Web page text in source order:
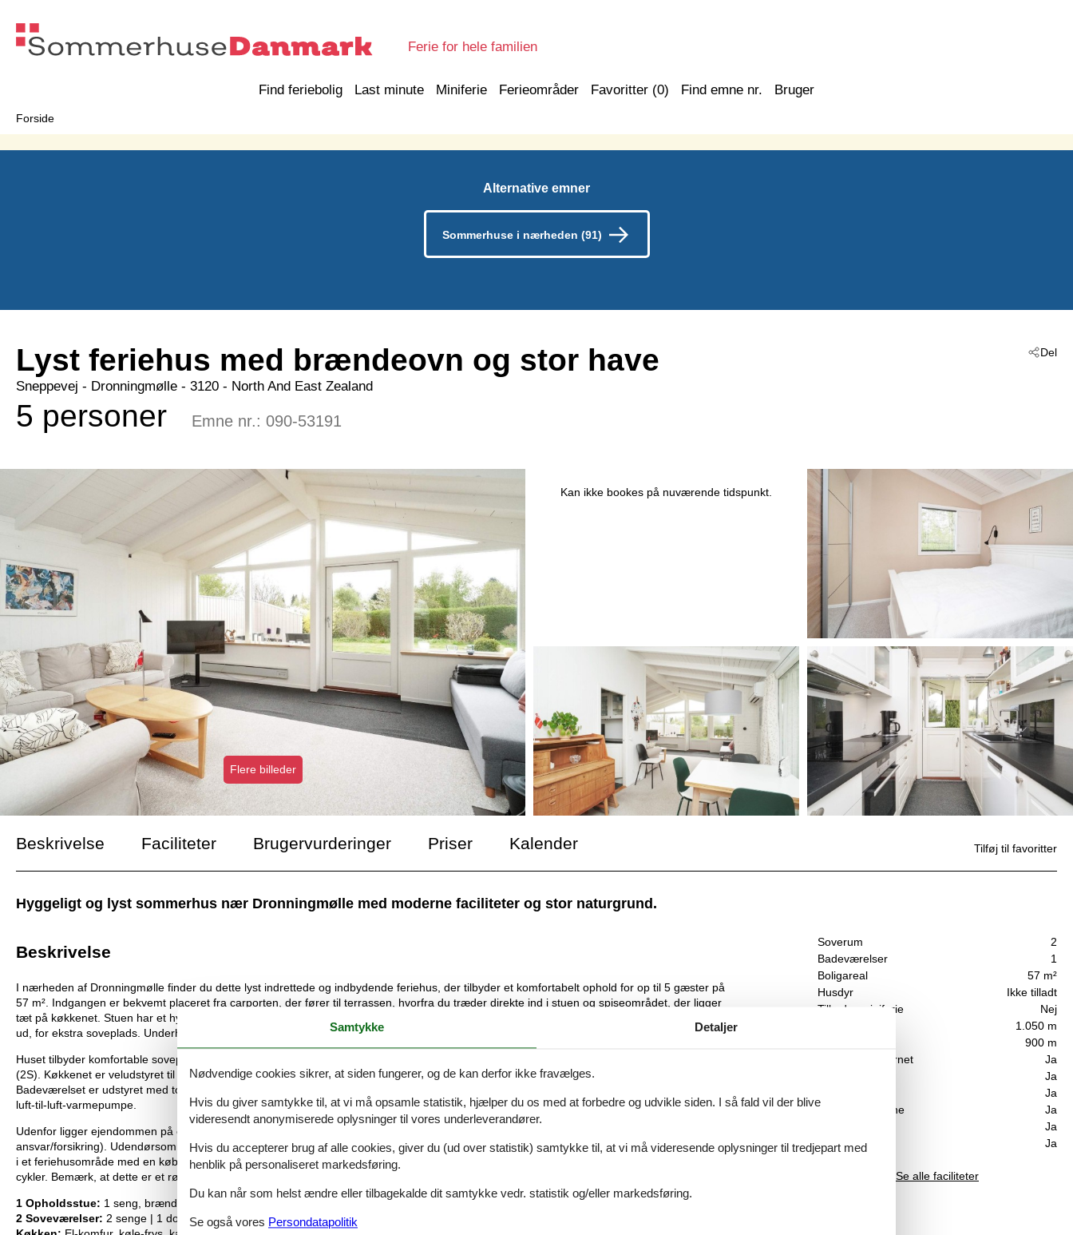
Ferie for hele familien
Find feriebolig Last minute Miniferie Ferieområder Favoritter (0) Find emne nr. Bruger
Forside
Alternative emner
Sommerhuse i nærheden (91)
Del
Lyst feriehus med brændeovn og stor have
Sneppevej - Dronningmølle - 3120 - North And East Zealand
5 personer Emne nr.: 090-53191
Flere billeder
Kan ikke bookes på nuværende tidspunkt.
Beskrivelse Faciliteter Brugervurderinger Priser Kalender
Hyggeligt og lyst sommerhus nær Dronningmølle med moderne faciliteter og stor naturgrund.
Soverum
2
Badeværelser
1
Boligareal
57 m²
Husdyr
Ikke tilladt
Tilbyder miniferie
Nej
1.050 m
900 m
Highspeed internet
Ja
Ja
Ja
Opvaskemaskine
Ja
Ja
Energivenligt
Ja
Se alle faciliteter
Tilføj til favoritter
Beskrivelse
I nærheden af Dronningmølle finder du dette lyst indrettede og indbydende feriehus, der tilbyder et komfortabelt ophold for op til 5 gæster på
57 m². Indgangen er bekvemt placeret fra carporten, der fører til terrassen, hvorfra du træder direkte ind i stuen og spiseområdet, der ligger
tæt på køkkenet. Stuen har et hyggeligt sofahjørne med tv, en brændeovn til kølige aftener og en enkeltseng (140 cm bred), der kan klappes
ud, for ekstra soveplads. Underholdningen er moderne, herunder en Chromecast til streaming.
Huset tilbyder komfortable sovepladser med to soveværelser: det ene er møbleret med en dobbeltseng (1DS), og det andet har to enkeltsenge
(2S). Køkkenet er veludstyret til selvforplejning, herunder elkomfur, køleskab/fryser, kaffemaskine, opvaskemaskine og vaskemaskine.
Badeværelset er udstyret med toilet, håndvask og bruser. For at sikre et behageligt indeklima opvarmes huset med elvarme og har en effektiv
luft-til-luft-varmepumpe.
Udenfor ligger ejendommen på en naturlig grund på 883 m², der tilbyder masser af plads til leg. Der er en trampolin i haven (bruges på eget
ansvar/forsikring). Udendørsområdet omfatter havemøbler og en kulgrill på terrassen, perfekt til udendørs spisning. Beliggenheden er praktisk,
i et feriehusområde med en købmand kun 897 m væk, byens centrum 812 m væk og togstationen kun 720 m væk. Derudover kan der lejes to
cykler. Bemærk, at dette er et røgfrit hus, som ikke udlejes til ungdomsgrupper eller grupper af håndværkere.
1 Opholdsstue: 1 seng, brændeovn, Chromecast, tv
2 Soveværelser: 2 senge | 1 dobbeltseng
Samtykke Detaljer
Nødvendige cookies sikrer, at siden fungerer, og de kan derfor ikke fravælges.
Hvis du giver samtykke til, at vi må opsamle statistik, hjælper du os med at forbedre og udvikle siden. I så fald vil der blive
videresendt anonymiserede oplysninger til vores underleverandører.
Hvis du accepterer brug af alle cookies, giver du (ud over statistik) samtykke til, at vi må videresende oplysninger til tredjepart med
henblik på personaliseret markedsføring.
Du kan når som helst ændre eller tilbagekalde dit samtykke vedr. statistik og/eller markedsføring.
Se også vores Persondatapolitik